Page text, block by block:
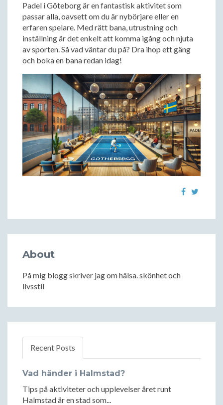
Padel i Göteborg är en fantastisk aktivitet som
passar alla, oavsett om du är nybörjare eller en
erfaren spelare. Med rätt bana, utrustning och
inställning är det enkelt att komma igång och njuta
av sporten. Så vad väntar du på? Dra ihop ett gäng
och boka en bana redan idag!
About
På mig blogg skriver jag om hälsa. skönhet och
livsstil
Recent Posts
Vad händer i Halmstad?
Tips på aktiviteter och upplevelser året runt
Halmstad är en stad som...